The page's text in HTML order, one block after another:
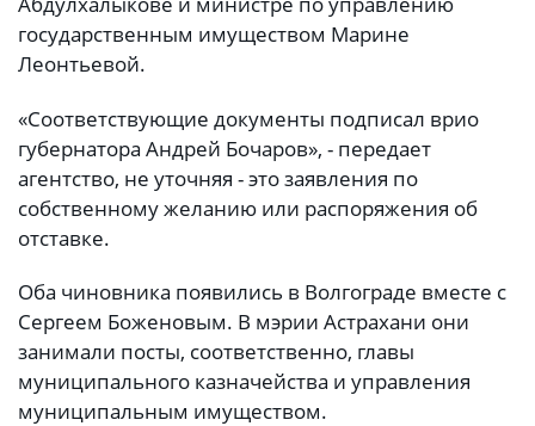
государственным имуществом Марине
Леонтьевой.
«Соответствующие документы подписал врио
губернатора Андрей Бочаров», - передает
агентство, не уточняя - это заявления по
собственному желанию или распоряжения об
отставке.
Оба чиновника появились в Волгограде вместе с
Сергеем Боженовым. В мэрии Астрахани они
занимали посты, соответственно, главы
муниципального казначейства и управления
муниципальным имуществом.